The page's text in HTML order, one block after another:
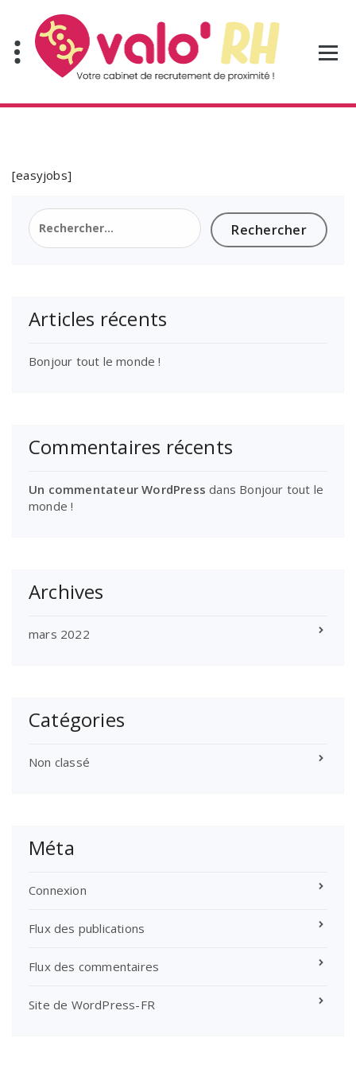
contenu
[easyjobs]
Rechercher :
Articles récents
Bonjour tout le monde !
Commentaires récents
Un commentateur WordPress dans Bonjour tout le
monde !
Archives
mars 2022
Catégories
Non classé
Méta
Connexion
Flux des publications
Flux des commentaires
Site de WordPress-FR